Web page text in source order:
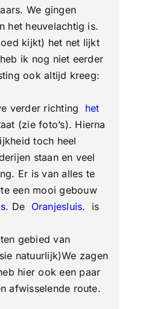
We gingen
het heuvelachtig is.
kijkt) het net lijkt
ik nog niet eerder
ook altijd kreeg:
verder richting het
(zie foto’s). Hierna
toch heel
staan en veel
Er is van alles te
een mooi gebouw
. De Oranjesluis. is
gebied van
natuurlijk)We zagen
hier ook een paar
afwisselende route.